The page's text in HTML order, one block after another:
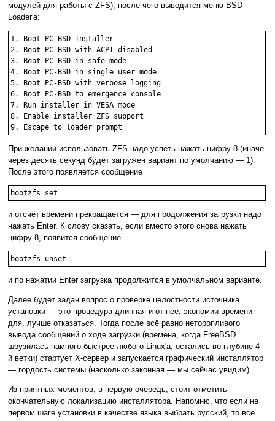
модулей для работы с ZFS), после чего выводится меню BSD
Loader'а:
1. Boot PC-BSD installer
2. Boot PC-BSD with ACPI disabled
3. Boot PC-BSD in safe mode
4. Boot PC-BSD in single user mode
5. Boot PC-BSD with verbose logging
6. Boot PC-BSD to emergence console
7. Run installer in VESA mode
8. Enable installer ZFS support
9. Escape to loader prompt
При желании использовать ZFS надо успеть нажать цифру 8 (иначе
через десять секунд будет загружен вариант по умолчанию — 1).
После этого появляется сообщение
bootzfs set
и отсчёт времени прекращается — для продолжения загрузки надо
нажать Enter. К слову сказать, если вместо этого снова нажать
цифру 8, появится сообщение
bootzfs unset
и по нажатии Enter загрузка продолжится в умолчальном варианте.
Далее будет задан вопрос о проверке целостности источника
установки — это процедура длинная и от неё, экономии времени
для, лучше отказаться. Тогда после всё равно неторопливого
вывода сообщений о ходе загрузки (времена, когда FreeBSD
шрузилась намного быстрее любого Linux'а, остались во глубине 4-
й ветки) стартует X-сервер и запускается графический инсталлятор
— гордость системы (насколько законная — мы сейчас увидим).
Из приятных моментов, в первую очередь, стоит отметить
окончательную локализацию инсталлятора. Напомню, что если на
первом шаге установки в качестве языка выбрать русский, то все